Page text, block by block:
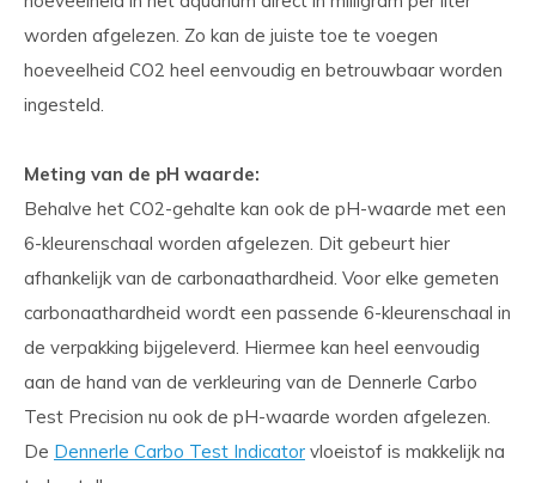
worden afgelezen. Zo kan de juiste toe te voegen
hoeveelheid CO2 heel eenvoudig en betrouwbaar worden
ingesteld.
Meting van de pH waarde:
Behalve het CO2-gehalte kan ook de pH-waarde met een
6-kleurenschaal worden afgelezen. Dit gebeurt hier
afhankelijk van de carbonaathardheid. Voor elke gemeten
carbonaathardheid wordt een passende 6-kleurenschaal in
de verpakking bijgeleverd. Hiermee kan heel eenvoudig
aan de hand van de verkleuring van de Dennerle Carbo
Test Precision nu ook de pH-waarde worden afgelezen.
De Dennerle Carbo Test Indicator vloeistof is makkelijk na